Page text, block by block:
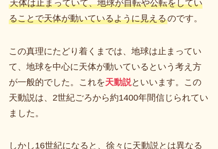
天体は止まっていて、地球が自転や公転をしてい
ることで天体が動いているように見えるのです。
この真理にたどり着くまでは、地球は止まってい
て、地球を中心に天体が動いているという考え方
が一般的でした。これを天動説といいます。この
天動説は、2世紀ごろから約1400年間信じられてい
ました。
しかし16世紀になると、徐々に天動説とは異なる